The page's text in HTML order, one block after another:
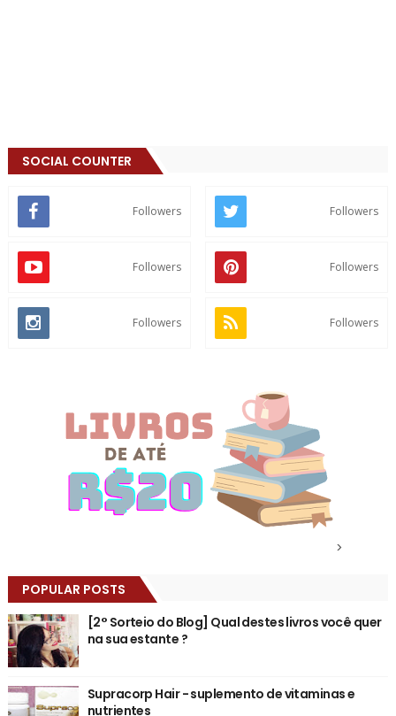
SOCIAL COUNTER
Followers Followers
Followers Followers
Followers Followers
>
POPULAR POSTS
[2° Sorteio do Blog] Qual destes livros você quer
na sua estante ?
Supracorp Hair - suplemento de vitaminas e
nutrientes